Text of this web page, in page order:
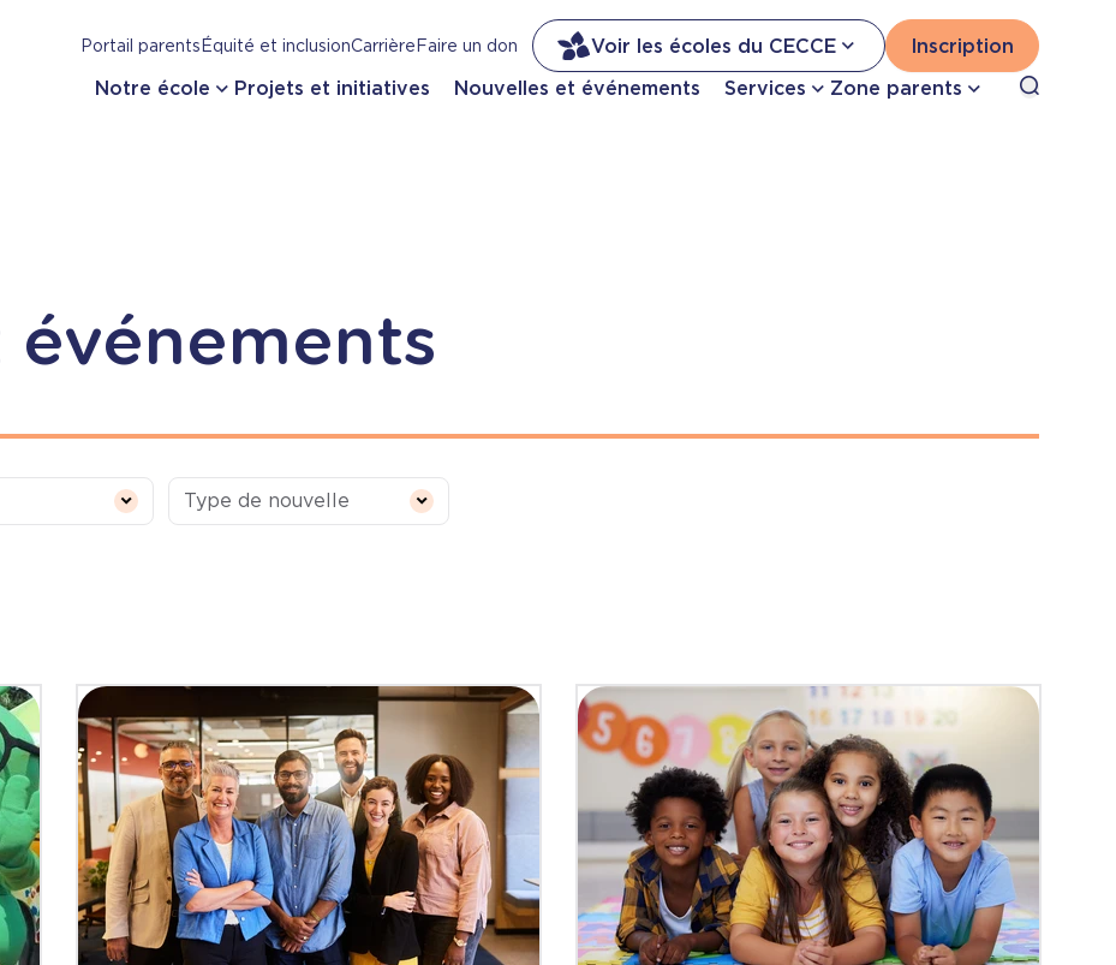
Portail parentsÉquité et inclusionCarrièreFaire un don Voir les écoles du CECCE Inscription
Notre école Projets et initiatives Nouvelles et événements Services Zone parents Open
Type de nouvelle
Type de nouvelle